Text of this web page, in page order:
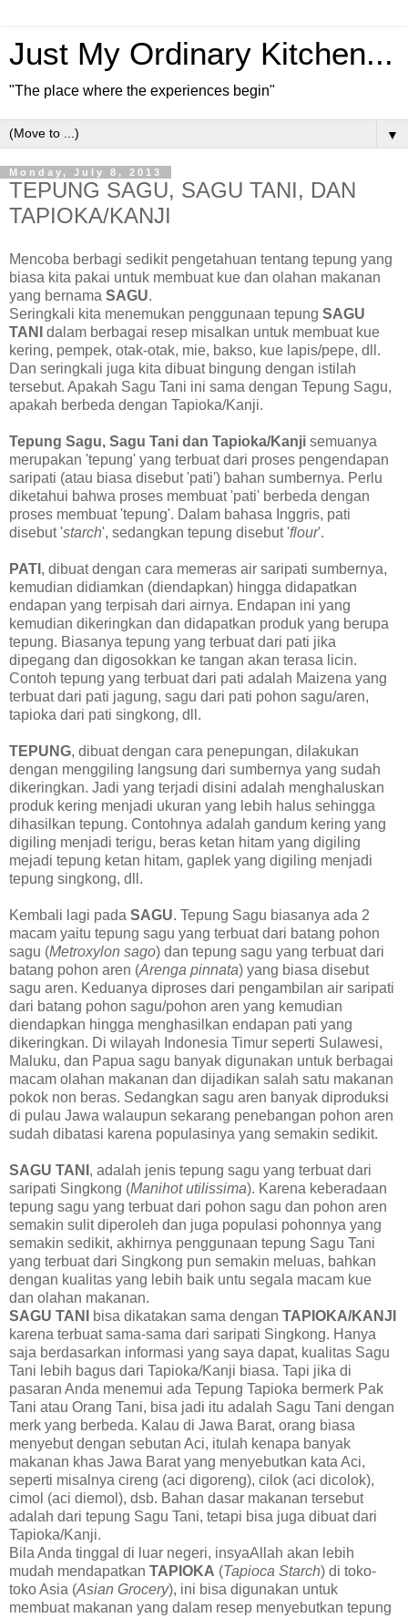
Just My Ordinary Kitchen...
"The place where the experiences begin"
▼
Monday, July 8, 2013
TEPUNG SAGU, SAGU TANI, DAN
TAPIOKA/KANJI
Mencoba berbagi sedikit pengetahuan tentang tepung yang
biasa kita pakai untuk membuat kue dan olahan makanan
yang bernama SAGU.
Seringkali kita menemukan penggunaan tepung SAGU
TANI
dalam berbagai resep misalkan untuk membuat kue
kering, pempek, otak-otak, mie, bakso, kue lapis/pepe, dll.
Dan seringkali juga kita dibuat bingung dengan istilah
tersebut. Apakah Sagu Tani ini sama dengan Tepung Sagu,
apakah berbeda dengan Tapioka/Kanji.
Tepung Sagu, Sagu Tani dan Tapioka/Kanji semuanya
merupakan 'tepung' yang terbuat dari proses pengendapan
saripati (atau biasa disebut 'pati') bahan sumbernya. Perlu
diketahui bahwa proses membuat 'pati' berbeda dengan
proses membuat 'tepung'. Dalam bahasa Inggris, pati
disebut 'starch', sedangkan tepung disebut 'flour'.
PATI , dibuat dengan cara memeras air saripati sumbernya,
kemudian didiamkan (diendapkan) hingga didapatkan
endapan yang terpisah dari airnya. Endapan ini yang
kemudian dikeringkan dan didapatkan produk yang berupa
tepung. Biasanya tepung yang terbuat dari pati jika
dipegang dan digosokkan ke tangan akan terasa licin.
Contoh tepung yang terbuat dari pati adalah Maizena yang
terbuat dari pati jagung, sagu dari pati pohon sagu/aren,
tapioka dari pati singkong, dll.
TEPUNG, dibuat dengan cara penepungan, dilakukan
dengan menggiling langsung dari sumbernya yang sudah
dikeringkan. Jadi yang terjadi disini adalah menghaluskan
produk kering menjadi ukuran yang lebih halus sehingga
dihasilkan tepung. Contohnya adalah gandum kering yang
digiling menjadi terigu, beras ketan hitam yang digiling
mejadi tepung ketan hitam, gaplek yang digiling menjadi
tepung singkong, dll.
Kembali lagi pada SAGU. Tepung Sagu biasanya ada 2
macam yaitu tepung sagu yang terbuat dari batang pohon
sagu (Metroxylon sago) dan tepung sagu yang terbuat dari
batang pohon aren (Arenga pinnata) yang biasa disebut
sagu aren. Keduanya diproses dari pengambilan air saripati
dari batang pohon sagu/pohon aren yang kemudian
diendapkan hingga menghasilkan endapan pati yang
dikeringkan. Di wilayah Indonesia Timur seperti Sulawesi,
Maluku, dan Papua sagu banyak digunakan untuk berbagai
macam olahan makanan dan dijadikan salah satu makanan
pokok non beras. Sedangkan sagu aren banyak diproduksi
di pulau Jawa walaupun sekarang penebangan pohon aren
sudah dibatasi karena populasinya yang semakin sedikit.
SAGU TANI , adalah jenis tepung sagu yang terbuat dari
saripati Singkong (Manihot utilissima). Karena keberadaan
tepung sagu yang terbuat dari pohon sagu dan pohon aren
semakin sulit diperoleh dan juga populasi pohonnya yang
semakin sedikit, akhirnya penggunaan tepung Sagu Tani
yang terbuat dari Singkong pun semakin meluas, bahkan
dengan kualitas yang lebih baik untu segala macam kue
dan olahan makanan.
SAGU TANI
bisa dikatakan sama dengan TAPIOKA/KANJI
karena terbuat sama-sama dari saripati Singkong. Hanya
saja berdasarkan informasi yang saya dapat, kualitas Sagu
Tani lebih bagus dari Tapioka/Kanji biasa. Tapi jika di
pasaran Anda menemui ada Tepung Tapioka bermerk Pak
Tani atau Orang Tani, bisa jadi itu adalah Sagu Tani dengan
merk yang berbeda. Kalau di Jawa Barat, orang biasa
menyebut dengan sebutan Aci, itulah kenapa banyak
makanan khas Jawa Barat yang menyebutkan kata Aci,
seperti misalnya cireng (aci digoreng), cilok (aci dicolok),
cimol (aci diemol), dsb. Bahan dasar makanan tersebut
adalah dari tepung Sagu Tani, tetapi bisa juga dibuat dari
Tapioka/Kanji.
Bila Anda tinggal di luar negeri, insyaAllah akan lebih
mudah mendapatkan TAPIOKA (Tapioca Starch) di toko-
toko Asia (Asian Grocery), ini bisa digunakan untuk
membuat makanan yang dalam resep menyebutkan tepung